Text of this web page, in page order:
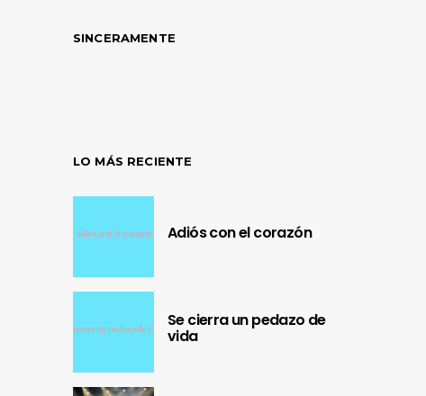
SINCERAMENTE
LO MÁS RECIENTE
Adiós con el corazón
Se cierra un pedazo de
vida